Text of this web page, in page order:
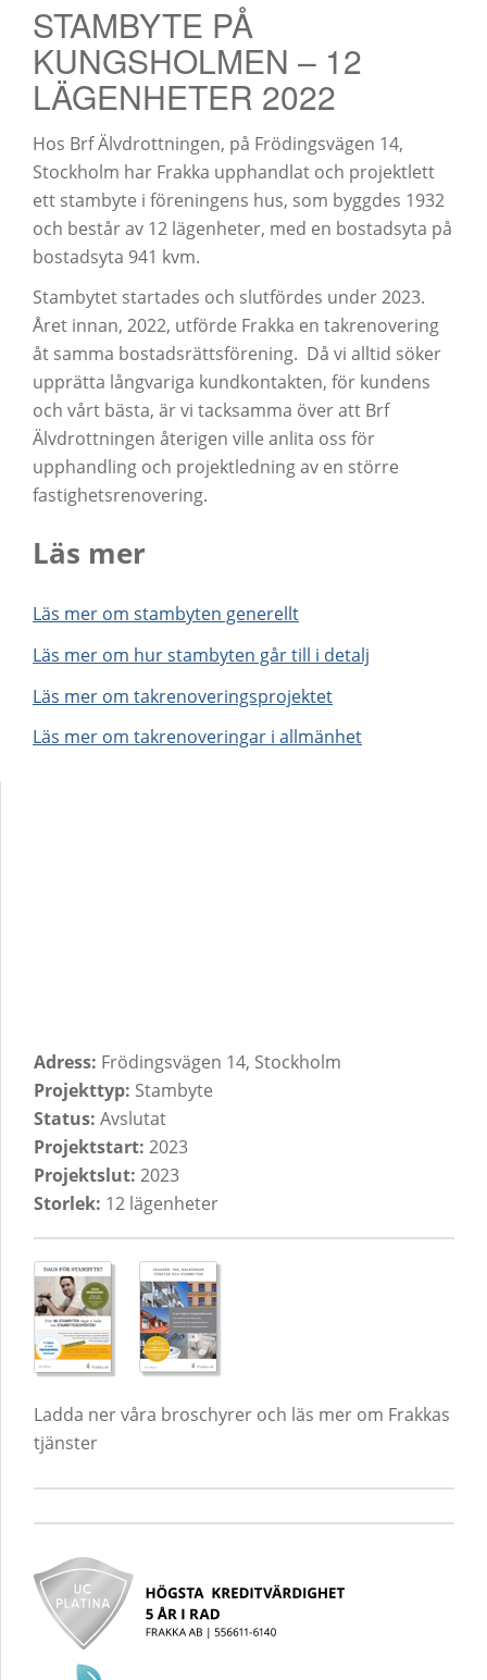
STAMBYTE PÅ
KUNGSHOLMEN – 12
LÄGENHETER 2022
Hos Brf Älvdrottningen, på Frödingsvägen 14,
Stockholm har Frakka upphandlat och projektlett
ett stambyte i föreningens hus, som byggdes 1932
och består av 12 lägenheter, med en bostadsyta på
bostadsyta 941 kvm.
Stambytet startades och slutfördes under 2023.
Året innan, 2022, utförde Frakka en takrenovering
åt samma bostadsrättsförening. Då vi alltid söker
upprätta långvariga kundkontakten, för kundens
och vårt bästa, är vi tacksamma över att Brf
Älvdrottningen återigen ville anlita oss för
upphandling och projektledning av en större
fastighetsrenovering.
Läs mer
Läs mer om stambyten generellt
Läs mer om hur stambyten går till i detalj
Läs mer om takrenoveringsprojektet
Läs mer om takrenoveringar i allmänhet
Adress: Frödingsvägen 14, Stockholm
Projekttyp: Stambyte
Status: Avslutat
Projektstart: 2023
Projektslut: 2023
Storlek: 12 lägenheter
Ladda ner våra broschyrer och läs mer om Frakkas
tjänster